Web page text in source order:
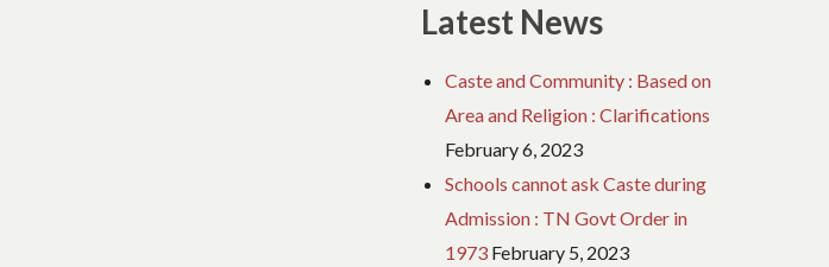
Latest News
Caste and Community : Based on
Area and Religion : Clarifications
February 6, 2023
Schools cannot ask Caste during
Admission : TN Govt Order in
1973 February 5, 2023